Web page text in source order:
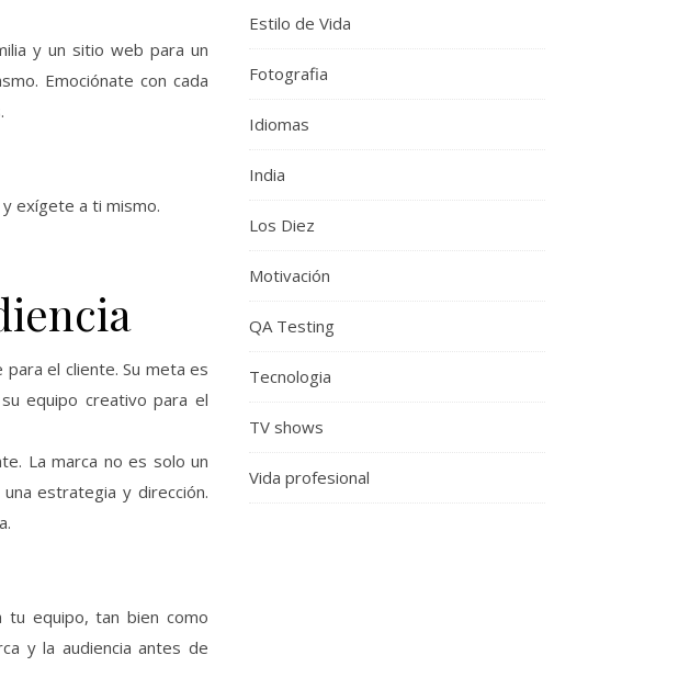
y un sitio web para un
Emociónate con cada
exígete a ti mismo.
el cliente. Su meta es
equipo creativo para el
La marca no es solo un
estrategia y dirección.
tu equipo, tan bien como
y la audiencia antes de
Estilo de Vida
Fotografia
Idiomas
India
Los Diez
Motivación
QA Testing
Tecnologia
TV shows
Vida profesional